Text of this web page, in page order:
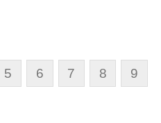
5 6 7 8 9